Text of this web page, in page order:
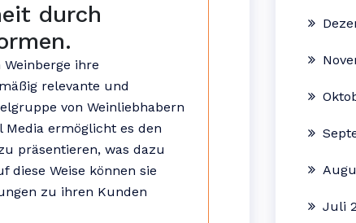
durch
ihre
relevante und
von Weinliebhabern
Media ermöglicht es den
präsentieren, was dazu
diese Weise können sie
zu ihren Kunden
Juli